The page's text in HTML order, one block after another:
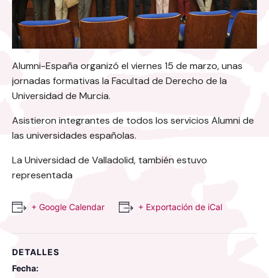
Alumni-España organizó el viernes 15 de marzo, unas
jornadas formativas la Facultad de Derecho de la
Universidad de Murcia.
Asistieron integrantes de todos los servicios Alumni de
las universidades españolas.
La Universidad de Valladolid, también estuvo
representada
+ Google Calendar + Exportación de iCal
DETALLES
Fecha: